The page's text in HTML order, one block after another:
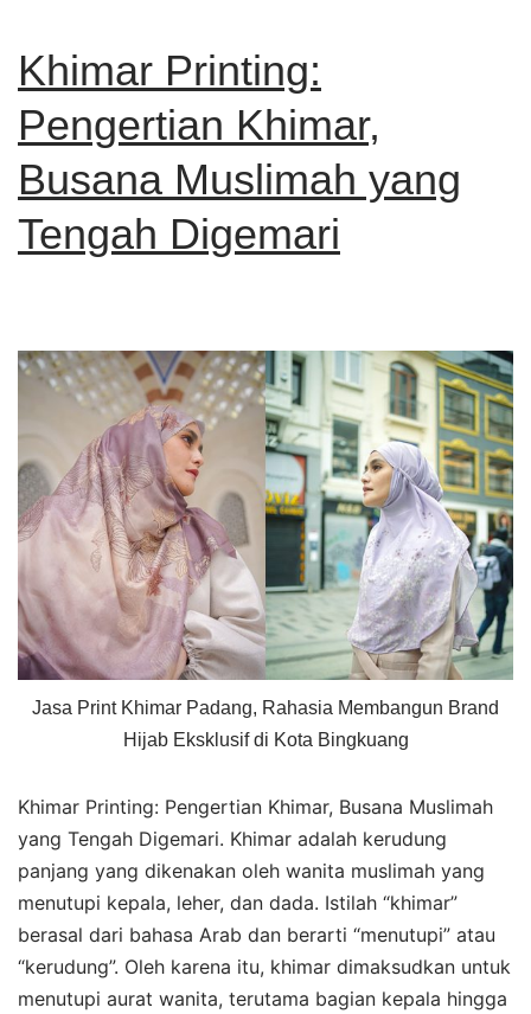
Khimar Printing:
Pengertian Khimar,
Busana Muslimah yang
Tengah Digemari
Jasa Print Khimar Padang, Rahasia Membangun Brand
Hijab Eksklusif di Kota Bingkuang
Khimar Printing: Pengertian Khimar, Busana Muslimah
yang Tengah Digemari. Khimar adalah kerudung
panjang yang dikenakan oleh wanita muslimah yang
menutupi kepala, leher, dan dada. Istilah “khimar”
berasal dari bahasa Arab dan berarti “menutupi” atau
“kerudung”. Oleh karena itu, khimar dimaksudkan untuk
menutupi aurat wanita, terutama bagian kepala hingga